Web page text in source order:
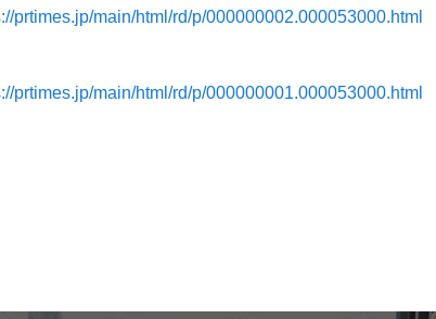
prtimes.jp/main/html/rd/p/000000002.000053000.html
prtimes.jp/main/html/rd/p/000000001.000053000.html